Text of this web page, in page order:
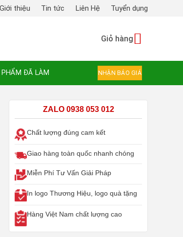
Giới thiệu Tin tức Liên Hệ Tuyển dụng
Giỏ hàng
PHẨM ĐÃ LÀM NHẬN BÁO GIÁ
ZALO 0938 053 012
Chất lượng đúng cam kết
Giao hàng toàn quốc nhanh chóng
Miễn Phí Tư Vấn Giải Pháp
In logo Thương Hiệu, logo quà tặng
Hàng Việt Nam chất lượng cao